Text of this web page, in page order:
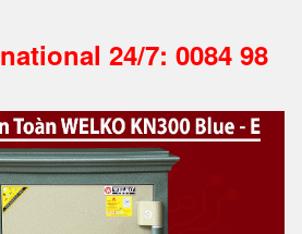
24/7: 0084 98